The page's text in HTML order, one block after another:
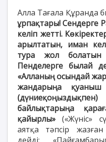
Алла Тағала Құранда
ұрпақтары! Сендерге
келіп жетті.
арылтатын, иман
тура жол болатын
Пенделерге былай
«Алланың осындай
жандарыңа қуаныш
байлықтарыңа
қайырлы»(«Жүніс»
аятқа тәпсір
дейді: